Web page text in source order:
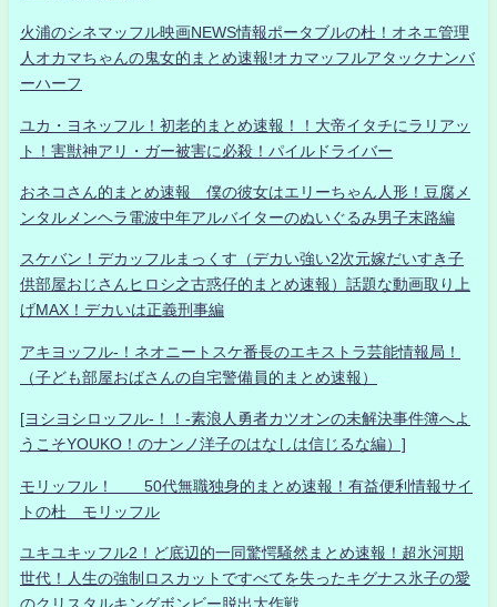
火浦のシネマッフル映画NEWS情報ポータブルの杜！オネエ管理
人オカマちゃんの鬼女的まとめ速報!オカマッフルアタックナンバ
ーハーフ
ユカ・ヨネッフル！初老的まとめ速報！！大帝イタチにラリアッ
ト！害獣神アリ・ガー被害に必殺！パイルドライバー
おネコさん的まとめ速報 僕の彼女はエリーちゃん人形！豆腐メ
ンタルメンヘラ電波中年アルバイターのぬいぐるみ男子末路編
スケバン！デカッフルまっくす（デカい強い2次元嫁だいすき子
供部屋おじさんヒロシ之古惑仔的まとめ速報）話題な動画取り上
げMAX！デカいは正義刑事編
アキヨッフル-！ネオニートスケ番長のエキストラ芸能情報局！
（子ども部屋おばさんの自宅警備員的まとめ速報）
[ヨシヨシロッフル-！！-素浪人勇者カツオンの未解決事件簿へよ
うこそYOUKO！のナンノ洋子のはなしは信じるな編）]
モリッフル！ 50代無職独身的まとめ速報！有益便利情報サイ
トの杜 モリッフル
ユキユキッフル2！ど底辺的一同驚愕騒然まとめ速報！超氷河期
世代！人生の強制ロスカットですべてを失ったキグナス氷子の愛
のクリスタルキングボンビー脱出大作戦